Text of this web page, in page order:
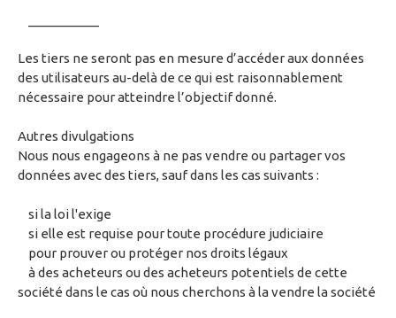
Les tiers ne seront pas en mesure d’accéder aux données
des utilisateurs au-delà de ce qui est raisonnablement
nécessaire pour atteindre l’objectif donné.
Autres divulgations
Nous nous engageons à ne pas vendre ou partager vos
données avec des tiers, sauf dans les cas suivants :
si la loi l'exige
si elle est requise pour toute procédure judiciaire
pour prouver ou protéger nos droits légaux
à des acheteurs ou des acheteurs potentiels de cette
société dans le cas où nous cherchons à la vendre la société